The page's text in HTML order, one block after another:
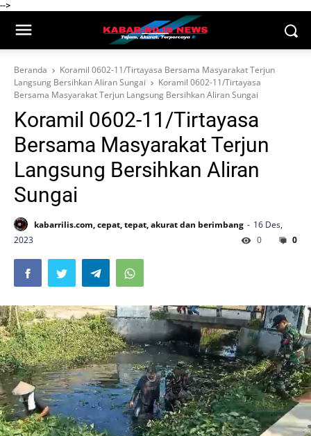
-->
Beranda
Koramil 0602-11/Tirtayasa Bersama Masyarakat Terjun
Langsung Bersihkan Aliran Sungai
Koramil 0602-11/Tirtayasa
Bersama Masyarakat Terjun Langsung Bersihkan Aliran Sungai
Koramil 0602-11/Tirtayasa
Bersama Masyarakat Terjun
Langsung Bersihkan Aliran
Sungai
kabarrilis.com, cepat, tepat, akurat dan berimbang
16 Des,
2023
0
0